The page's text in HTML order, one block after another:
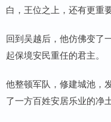
白，王位之上，还有更重
回到吴越后，他仿佛变了
起保境安民重任的君主。
他整顿军队，修建城池，
了一方百姓安居乐业的净土